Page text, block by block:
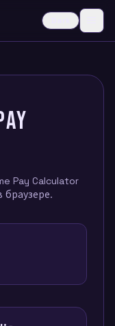
Pay Calculator
браузере.